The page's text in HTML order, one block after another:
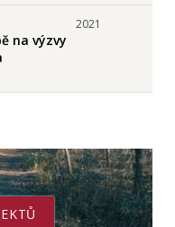
na výzvy
2021